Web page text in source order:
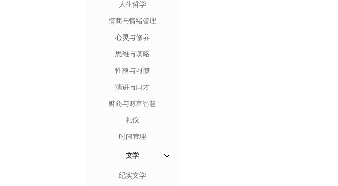
人生哲学
情商与情绪管理
心灵与修养
思维与谋略
性格与习惯
演讲与口才
财商与财富智慧
礼仪
时间管理
文学
纪实文学